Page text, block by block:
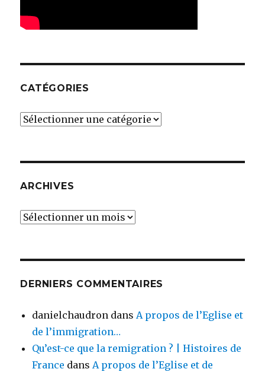
CATÉGORIES
Catégories
ARCHIVES
Archives
DERNIERS COMMENTAIRES
danielchaudron dansA propos de l’Eglise et
de l’immigration…
Qu’est-ce que la remigration ? | Histoires de
France dansA propos de l’Eglise et de